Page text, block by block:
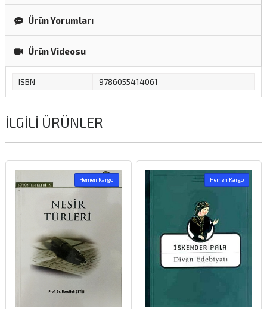
Ürün Yorumları
Ürün Videosu
ISBN 9786055414061
İLGILI ÜRÜNLER
Hemen Kargo Hemen Kargo